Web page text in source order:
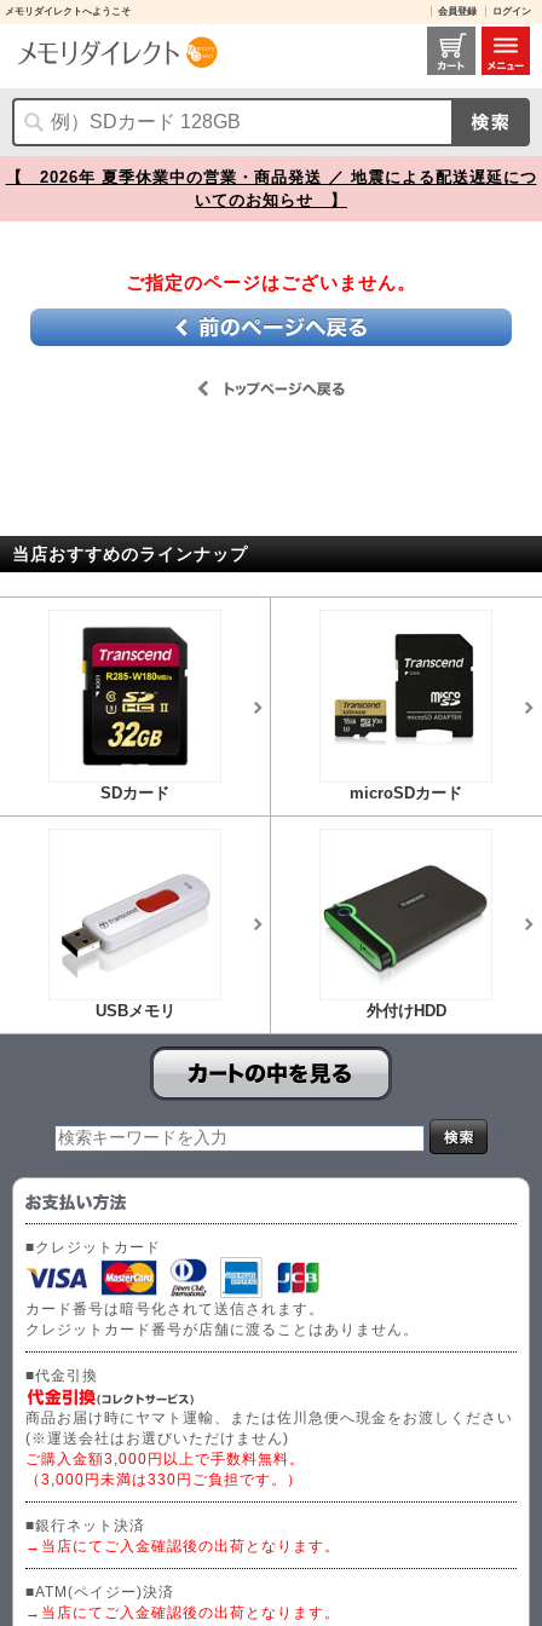
メモリダイレクトへようこそ 会員登録 ログイン
【】
【 2026年 夏季休業中の営業・商品発送 ／ 地震による配送遅延につ
いてのお知らせ 】
ご指定のページはございません。
当店おすすめのラインナップ
SDカード microSDカード
USBメモリ 外付けHDD
■クレジットカード
カード番号は暗号化されて送信されます。
クレジットカード番号が店舗に渡ることはありません。
■代金引換
商品お届け時にヤマト運輸、または佐川急便へ現金をお渡しください
(※運送会社はお選びいただけません)
ご購入金額3,000円以上で手数料無料。
（3,000円未満は330円ご負担です。）
■銀行ネット決済
→当店にてご入金確認後の出荷となります。
■ATM(ペイジー)決済
→当店にてご入金確認後の出荷となります。